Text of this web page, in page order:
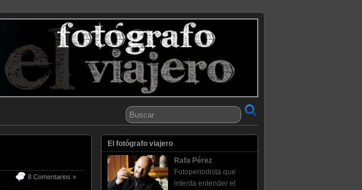
8 Comentarios »
El fotógrafo viajero
Rafa Pérez
Fotoperiodista que
intenta entender el